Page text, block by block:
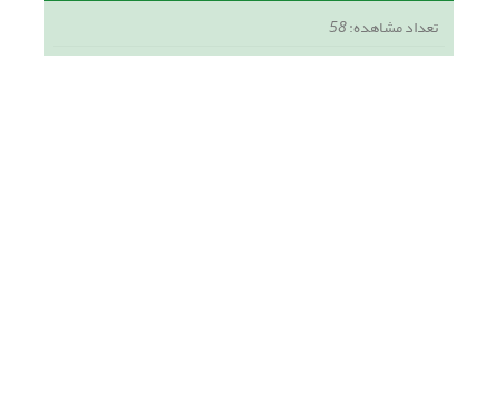
تعداد مشاهده:58